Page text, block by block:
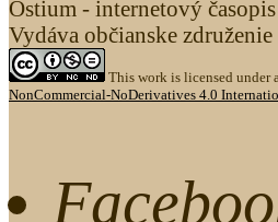
Ostium - internetový
Vydáva občianske
This work is licensed under
NonCommercial-NoDerivatives 4.0